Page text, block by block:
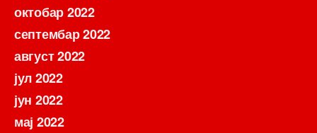
октобар 2022
септембар 2022
август 2022
јул 2022
јун 2022
мај 2022